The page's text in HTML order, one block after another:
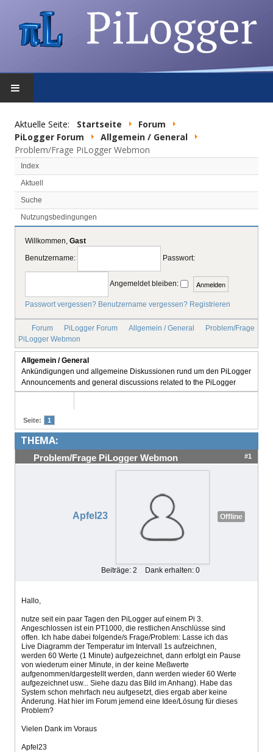
FEATURES
DOWNLOAD
FORUM
SHOP
DATENSCHUTZ
IMPRESSUM
Aktuelle Seite: Startseite
Forum
PiLogger Forum
Allgemein / General
Problem/Frage PiLogger Webmon
Index
Aktuell
Suche
Nutzungsbedingungen
Willkommen, Gast
Benutzername: Passwort:
Angemeldet bleiben:
Passwort vergessen? Benutzername vergessen? Registrieren
Forum PiLogger Forum Allgemein / General
Problem/Frage
PiLogger Webmon
Allgemein / General
Ankündigungen und allgemeine Diskussionen rund um den PiLogger
Announcements and general discussions related to the PiLogger
Seite: 1
THEMA:
Problem/Frage PiLogger Webmon #1
Apfel23 Offline
Beiträge: 2 Dank erhalten: 0
Hallo,
nutze seit ein paar Tagen den PiLogger auf einem Pi 3.
Angeschlossen ist ein PT1000, die restlichen Anschlüsse sind
offen. Ich habe dabei folgende/s Frage/Problem: Lasse ich das
Live Diagramm der Temperatur im Intervall 1s aufzeichnen,
werden 60 Werte (1 Minute) aufgezeichnet, dann erfolgt ein Pause
von wiederum einer Minute, in der keine Meßwerte
aufgenommen/dargestellt werden, dann werden wieder 60 Werte
aufgezeichnet usw... Siehe dazu das Bild im Anhang). Habe das
System schon mehrfach neu aufgesetzt, dies ergab aber keine
Änderung. Hat hier im Forum jemend eine Idee/Lösung für dieses
Problem?
Vielen Dank im Voraus
Apfel23